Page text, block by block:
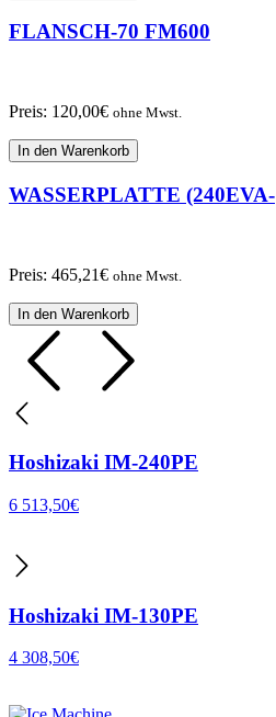
FLANSCH-70 FM600
Preis: 120,00€ ohne Mwst.
In den Warenkorb
WASSERPLATTE (240EVA-
Preis: 465,21€ ohne Mwst.
In den Warenkorb
Hoshizaki IM-240PE
6 513,50€
Hoshizaki IM-130PE
4 308,50€